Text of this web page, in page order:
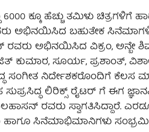
ಕ್ಕೂ ಹೆಚ್ಚು ತಮಿಳು ಚಿತ್ರಗಳಿಗೆ
ಅಭಿನಯಿಸಿದ ಬಹುತೇಕ
ಅಭಿನಯಿಸಿದ ವಿಕ್ರಂ, ಅನ್ಬೇ
ಕುಮಾರ, ಸೂರ್ಯ, ಪ್ರಶಾಂತ್,
ಸಂಗೀತ ನಿರ್ದೇಶಕರೊಂದಿಗೆ ಕೆಲಸ
ಲಿರಿಕ್ಸ್ ರೈಟರ್ ಗೆ ಈಗ
ರವರು ಸ್ವಾಗತಿಸಿದ್ದಾರೆ.
ಸಿನೆಮಾಭಿಮಾನಿಗಳು